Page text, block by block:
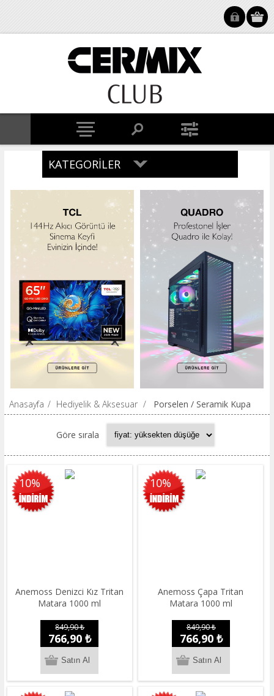
KATEGORILER
Anasayfa / Hediyelik & Aksesuar / Porselen / Seramik Kupa
Göre sırala
10%
Anemoss Denizci Kız Tritan
Matara 1000 ml
849,90 ₺
766,90 ₺
10%
Anemoss Çapa Tritan
Matara 1000 ml
849,90 ₺
766,90 ₺